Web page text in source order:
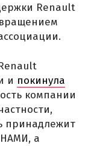
Renault
и покинула
компании
принадлежит
а